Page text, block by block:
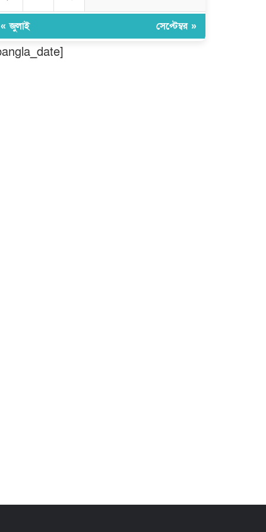
মুন্সীগঞ্জ লৌহজংয়ে শিক্ষার্থীদের নিয়ে
মাদকবিরোধী ক্যাম্পেইন
« জুলাই সেপ্টেম্বর »